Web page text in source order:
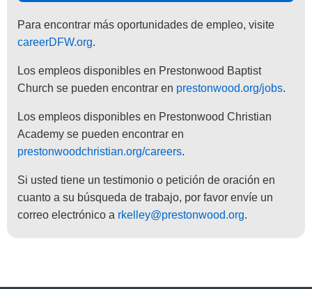
Para encontrar más oportunidades de empleo, visite
careerDFW.org.
Los empleos disponibles en Prestonwood Baptist
Church se pueden encontrar en prestonwood.org/jobs.
Los empleos disponibles en Prestonwood Christian
Academy se pueden encontrar en
prestonwoodchristian.org/careers.
Si usted tiene un testimonio o petición de oración en
cuanto a su búsqueda de trabajo, por favor envíe un
correo electrónico a rkelley@prestonwood.org.